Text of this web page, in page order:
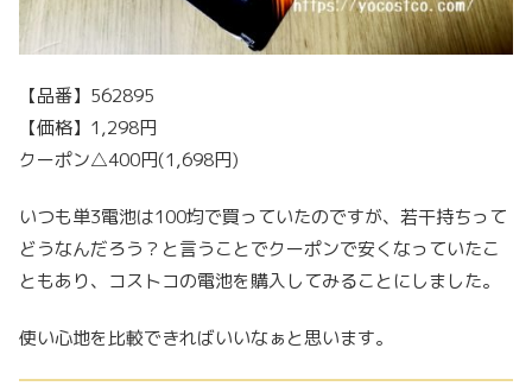
【品番】562895
【価格】1,298円
クーポン△400円(1,698円)
いつも単3電池は100均で買っていたのですが、若干持ちって
どうなんだろう？と言うことでクーポンで安くなっていたこ
ともあり、コストコの電池を購入してみることにしました。
使い心地を比較できればいいなぁと思います。